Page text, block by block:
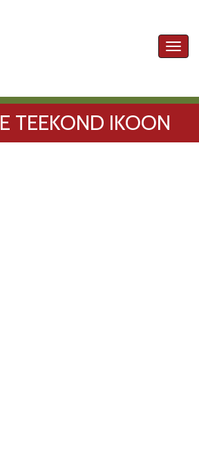
TEEKOND IKOON